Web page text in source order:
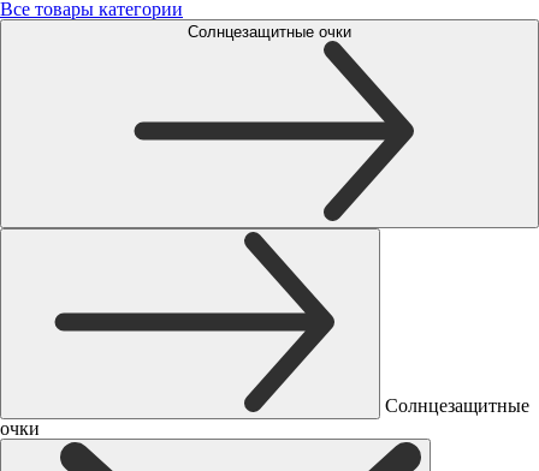
Все товары категории
Солнцезащитные очки
Солнцезащитные
очки